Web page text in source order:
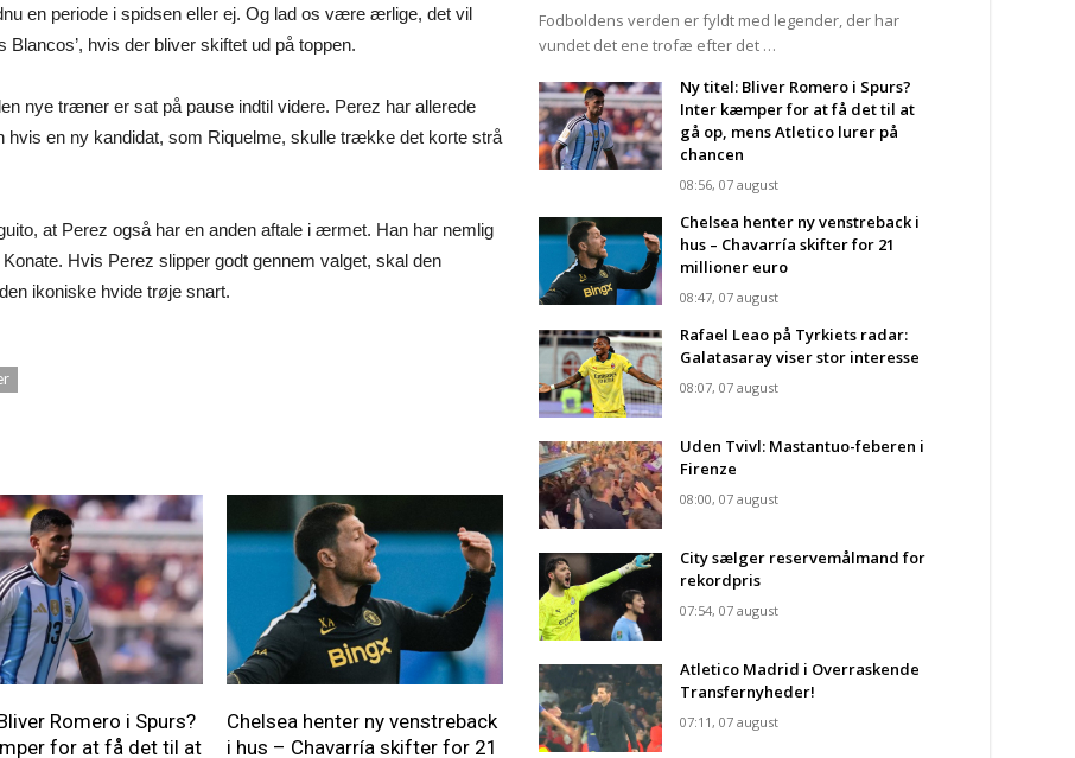
en periode i spidsen eller ej. Og lad os være ærlige, det vil
hvis der bliver skiftet ud på toppen.
nye træner er sat på pause indtil videre. Perez har allerede
hvis en ny kandidat, som Riquelme, skulle trække det korte strå
at Perez også har en anden aftale i ærmet. Han har nemlig
Hvis Perez slipper godt gennem valget, skal den
ikoniske hvide trøje snart.
Romero i Spurs?
for at få det til at
Chelsea henter ny venstreback
i hus – Chavarría skifter for 21
Fodboldens verden er fyldt med legender, der har
vundet det ene trofæ efter det …
Ny titel: Bliver Romero i Spurs?
Inter kæmper for at få det til at
gå op, mens Atletico lurer på
chancen
08:56, 07 august
Chelsea henter ny venstreback i
hus – Chavarría skifter for 21
millioner euro
08:47, 07 august
Rafael Leao på Tyrkiets radar:
Galatasaray viser stor interesse
08:07, 07 august
Uden Tvivl: Mastantuo-feberen i
Firenze
08:00, 07 august
City sælger reservemålmand for
rekordpris
07:54, 07 august
Atletico Madrid i Overraskende
Transfernyheder!
07:11, 07 august